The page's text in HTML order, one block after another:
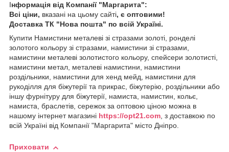
Інформація від Компанії "Маргарита":
Всі ціни, вказані на цьому сайті, є оптовими!
Доставка ТК "Нова пошта" по всій Україні.
Купити Намистини металеві зі стразами золоті, ронделі
золотого кольору зі стразами, намистини зі стразами,
намистини металеві золотистого кольору, спейсери золотисті,
намистини метал, металеві намистини, намистини
роздільники, намистини для хенд мейд, намистини для
рукоділля для біжутерії та прикрас, біжутерію, роздільники або
іншу фурнітуру для біжутерії, намиста, намистин, кольє,
намиста, браслетів, сережок за оптовою ціною можна в
нашому інтернет магазині https://opt21.com, з доставкою по
всій Україні від Компанії "Маргарита" місто Дніпро.
Приховати